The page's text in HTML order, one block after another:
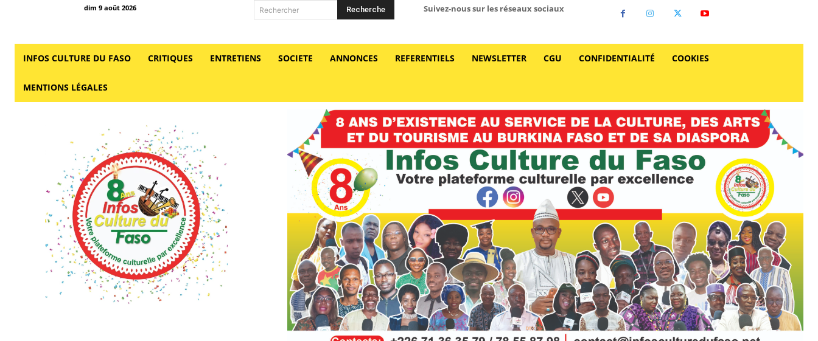
dim 9 août 2026 Rechercher Recherche Suivez-nous sur les réseaux sociaux
INFOS CULTURE DU FASO CRITIQUES ENTRETIENS SOCIETE ANNONCES REFERENTIELS NEWSLETTER CGU CONFIDENTIALITÉ COOKIES
MENTIONS LÉGALES